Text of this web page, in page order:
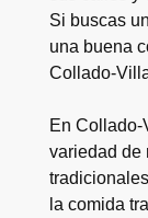
Si buscas
una buena
Collado-
En Collado-
variedad de
la comida